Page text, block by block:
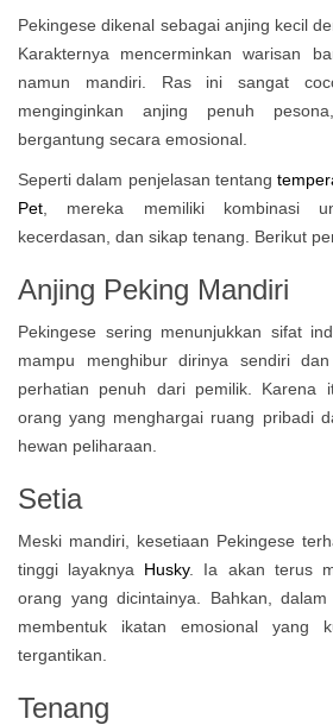
Pekingese dikenal sebagai anjing kecil
Karakternya mencerminkan warisan
namun mandiri. Ras ini sangat
menginginkan anjing penuh
bergantung secara emosional.
Seperti dalam penjelasan tentang
Pet , mereka memiliki kombinasi
kecerdasan, dan sikap tenang. Berikut
Anjing Peking Mandiri
Pekingese sering menunjukkan sifat
mampu menghibur dirinya sendiri
perhatian penuh dari pemilik. Karena
orang yang menghargai ruang pribadi
hewan peliharaan.
Setia
Meski mandiri, kesetiaan Pekingese
tinggi layaknya Husky. Ia akan terus
orang yang dicintainya. Bahkan,
membentuk ikatan emosional yang
tergantikan.
Tenang